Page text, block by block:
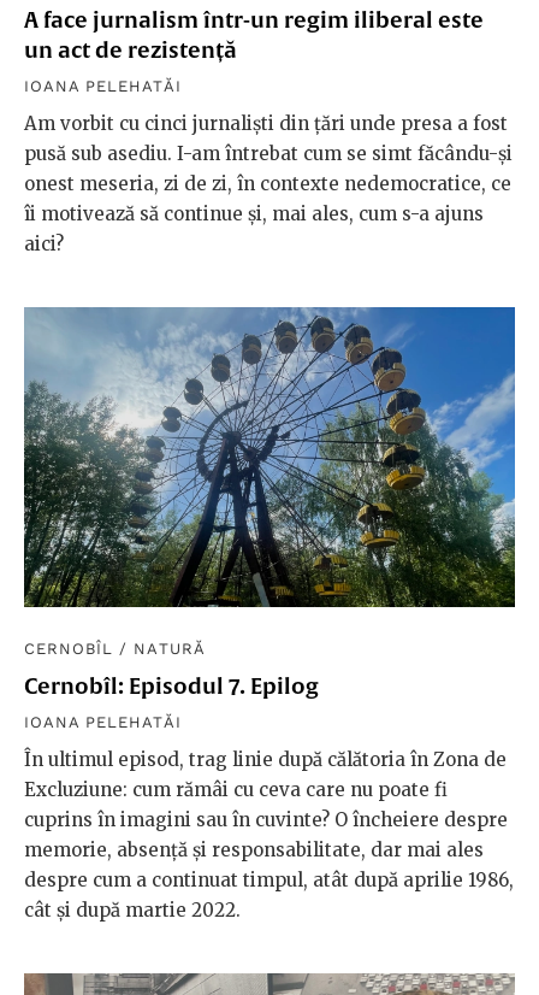
A face jurnalism într-un regim iliberal este
un act de rezistență
IOANA PELEHATĂI
Am vorbit cu cinci jurnaliști din țări unde presa a fost
pusă sub asediu. I-am întrebat cum se simt făcându-și
onest meseria, zi de zi, în contexte nedemocratice, ce
îi motivează să continue și, mai ales, cum s-a ajuns
aici?
CERNOBÎL / NATURĂ
Cernobîl: Episodul 7. Epilog
IOANA PELEHATĂI
În ultimul episod, trag linie după călătoria în Zona de
Excluziune: cum rămâi cu ceva care nu poate fi
cuprins în imagini sau în cuvinte? O încheiere despre
memorie, absență și responsabilitate, dar mai ales
despre cum a continuat timpul, atât după aprilie 1986,
cât și după martie 2022.